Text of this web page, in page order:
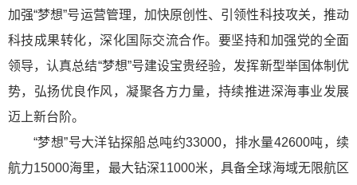
加强“梦想”号运营管理，加快原创性、引领性科技攻关，推动
科技成果转化，深化国际交流合作。要坚持和加强党的全面
领导，认真总结“梦想”号建设宝贵经验，发挥新型举国体制优
势，弘扬优良作风，凝聚各方力量，持续推进深海事业发展
迈上新台阶。
“梦想”号大洋钻探船总吨约33000，排水量42600吨，续
航力15000海里，最大钻深11000米，具备全球海域无限航区